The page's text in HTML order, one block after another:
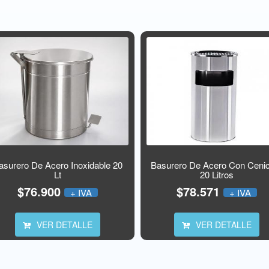
De Acero Inoxidable 20
Lt
$76.900 + IVA
VER DETALLE
Basurero De Acero Con
20 Litros
$78.571 + IVA
VER DETALLE